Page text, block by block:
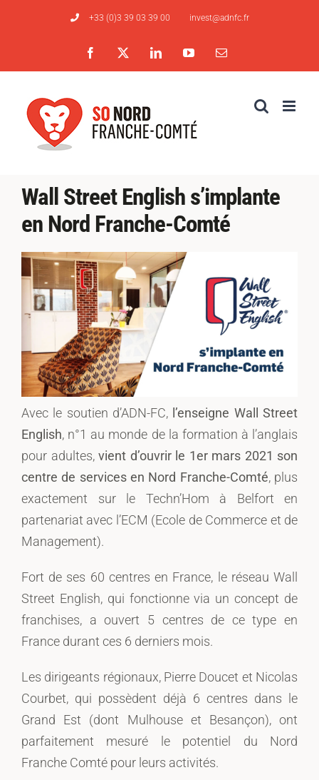
+33 (0)3 39 03 39 00 invest@adnfc.fr
Facebook LinkedInYouTubeEmail
Wall Street English s’implante
en Nord Franche-Comté
Avec le soutien d’ADN-FC, l’enseigne Wall Street
English, n°1 au monde de la formation à l’anglais
pour adultes, vient d’ouvrir le 1er mars 2021 son
centre de services en Nord Franche-Comté, plus
exactement sur le Techn’Hom à Belfort en
partenariat avec l’ECM (Ecole de Commerce et de
Management).
Fort de ses 60 centres en France, le réseau Wall
Street English, qui fonctionne via un concept de
franchises, a ouvert 5 centres de ce type en
France durant ces 6 derniers mois.
Les dirigeants régionaux, Pierre Doucet et Nicolas
Courbet, qui possèdent déjà 6 centres dans le
Grand Est (dont Mulhouse et Besançon), ont
parfaitement mesuré le potentiel du Nord
Franche Comté pour leurs activités.